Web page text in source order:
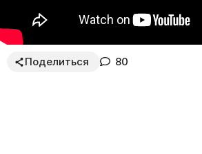
Поделиться 80